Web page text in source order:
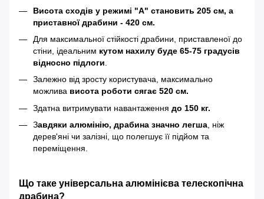
Висота сходів у режимі "А" становить 205 см, а
приставної драбини - 420 см.
Для максимальної стійкості драбини, приставленої до
стіни, ідеальним кутом нахилу буде 65-75 градусів
відносно підлоги
Залежно від зросту користувача, максимально
можлива висота роботи сягає 520 см.
Здатна витримувати навантаження до 150 кг.
Завдяки алюмінію, драбина значно легша , ніж
дерев'яні чи залізні, що полегшує її підйом та
переміщення.
Що таке універсальна алюмінієва телескопічна
драбина?